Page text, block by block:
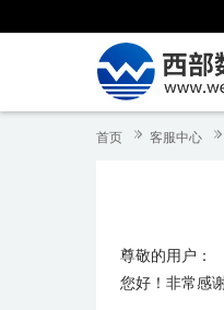
首页 客服中心
尊敬的用户：
您好！非常感